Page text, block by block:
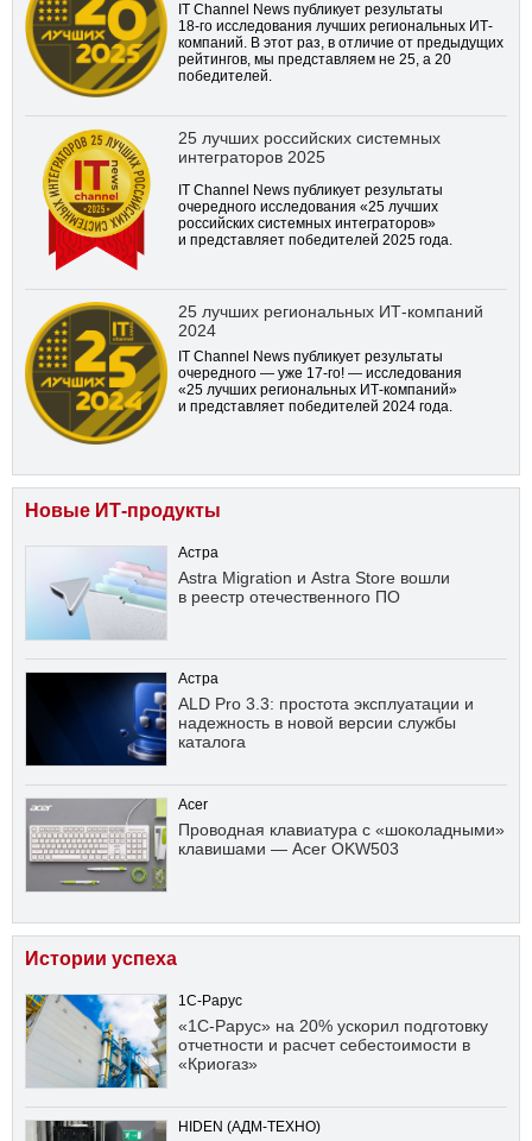
IT Channel News публикует результаты
18-го исследования лучших региональных ИТ-
компаний. В этот раз, в отличие от предыдущих
рейтингов, мы представляем не 25, а 20
победителей.
25 лучших российских системных
интеграторов 2025
IT Channel News публикует результаты
очередного исследования «25 лучших
российских системных интеграторов»
и представляет победителей 2025 года.
25 лучших региональных ИТ-компаний
2024
IT Channel News публикует результаты
очередного — уже 17-го! — исследования
«25 лучших региональных ИТ-компаний»
и представляет победителей 2024 года.
Новые ИТ-продукты
Астра
Astra Migration и Astra Store вошли
в реестр отечественного ПО
Астра
ALD Pro 3.3: простота эксплуатации и
надежность в новой версии службы
каталога
Acer
Проводная клавиатура с «шоколадными»
клавишами — Acer OKW503
Истории успеха
1С-Рарус
«1С-Рарус» на 20% ускорил подготовку
отчетности и расчет себестоимости в
«Криогаз»
HIDEN (АДМ-ТЕХНО)